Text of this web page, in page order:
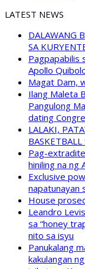
LATEST NEWS
DALAWANG
SA
Pagpapabilis
Apollo
Magat Dam,
Ilang Maleta
Pangulong
dating
LALAKI,
Pag-
hiniling na ng
Exclusive
napatunayan
House
Leandro
sa “honey
nito sa isyu
Panukalang
kakulangan